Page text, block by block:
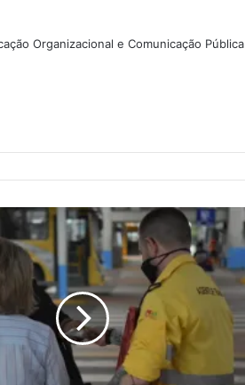
Organizacional e Comunicação Pública